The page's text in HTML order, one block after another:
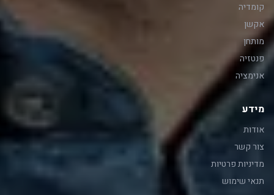
קומדיה
אקשן
מותחן
פנטזיה
אנימציה
מידע
אודות
צור קשר
מדיניות פרטיות
תנאי שימוש